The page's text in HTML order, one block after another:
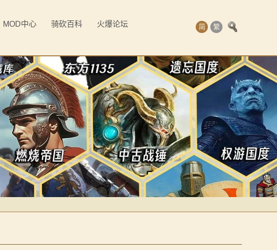
简 繁
MOD中心 骑砍百科 火爆论坛